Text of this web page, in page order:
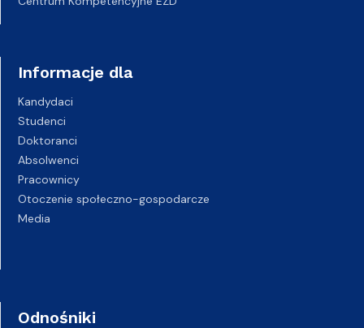
Informacje dla
Kandydaci
Studenci
Doktoranci
Absolwenci
Pracownicy
Otoczenie społeczno-gospodarcze
Media
Odnośniki